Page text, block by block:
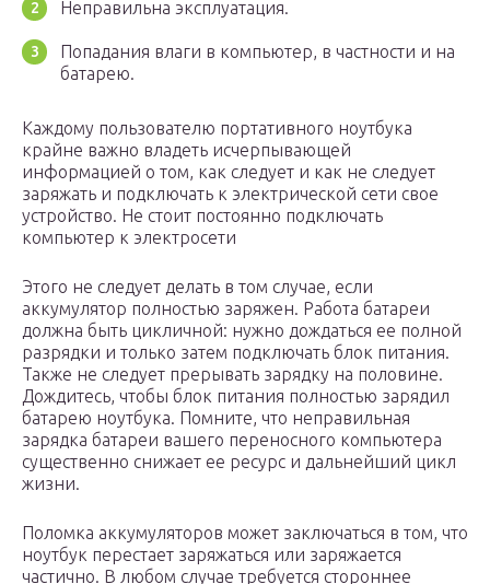
Неправильна эксплуатация.
Попадания влаги в компьютер, в частности и на
батарею.
Каждому пользователю портативного ноутбука
крайне важно владеть исчерпывающей
информацией о том, как следует и как не следует
заряжать и подключать к электрической сети свое
устройство. Не стоит постоянно подключать
компьютер к электросети
Этого не следует делать в том случае, если
аккумулятор полностью заряжен. Работа батареи
должна быть цикличной: нужно дождаться ее полной
разрядки и только затем подключать блок питания.
Также не следует прерывать зарядку на половине.
Дождитесь, чтобы блок питания полностью зарядил
батарею ноутбука. Помните, что неправильная
зарядка батареи вашего переносного компьютера
существенно снижает ее ресурс и дальнейший цикл
жизни.
Поломка аккумуляторов может заключаться в том, что
ноутбук перестает заряжаться или заряжается
частично. В любом случае требуется стороннее